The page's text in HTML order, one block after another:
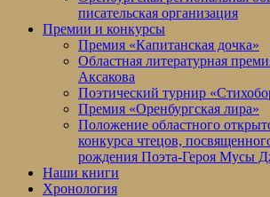
писательская организация
Премии и конкурсы
Премия «Капитанская дочка»
Областная литературная
Аксакова
Поэтический турнир
Премия «Оренбургская лира»
Положение областного
конкурса чтецов,
рождения Поэта-Героя Мусы
Наши книги
Хронология